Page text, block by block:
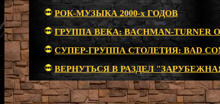
РОК-МУЗЫКА 2000-х ГОДОВ
ГРУППА ВЕКА: BACHMAN-TURNER
СУПЕР-ГРУППА СТОЛЕТИЯ: BAD
ВЕРНУТЬСЯ В РАЗДЕЛ